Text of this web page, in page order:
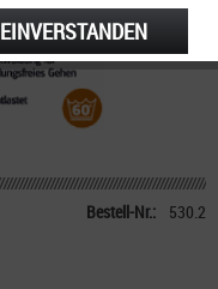
Bestell-Nr.: 530.2
EINVERSTANDEN